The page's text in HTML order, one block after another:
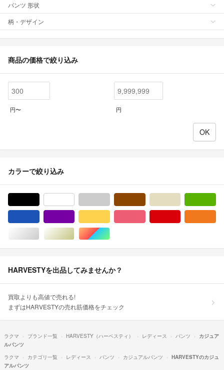
パンツ 形状
柄・デザイン
商品の価格で絞り込み
円〜 円
カラーで絞り込み
シルバー/銀色系ゴールド/金色系マルチカラー
HARVESTYを出品してみませんか？
買取よりも高値で売れる!
まずはHARVESTYの売れ筋価格をチェック
ラクマ ブランド一覧 HARVESTY（ハーベスティ） レディース パンツ
カジュア
ルパンツ
ラクマ
カテゴリ一覧 レディース パンツ カジュアルパンツ
HARVESTYのカジュ
アルパンツ